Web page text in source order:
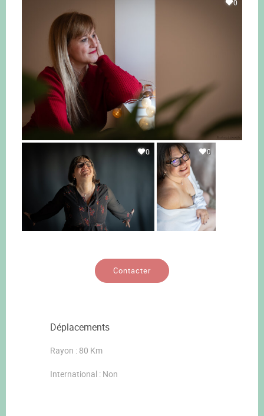
0
0 0
Contacter
Déplacements
Rayon : 80 Km
International : Non